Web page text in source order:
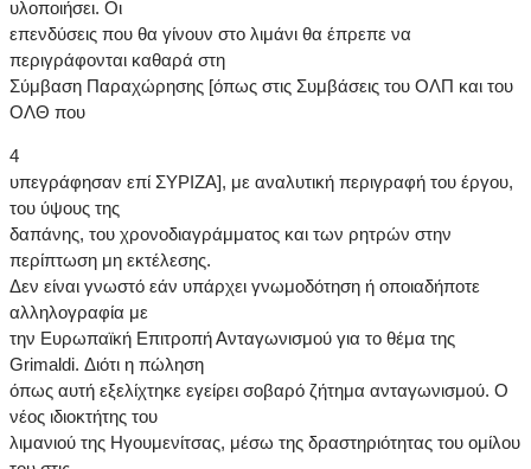
υλοποιήσει. Οι
επενδύσεις που θα γίνουν στο λιμάνι θα έπρεπε να
περιγράφονται καθαρά στη
Σύμβαση Παραχώρησης [όπως στις Συμβάσεις του ΟΛΠ και του
ΟΛΘ που
4
υπεγράφησαν επί ΣΥΡΙΖΑ], με αναλυτική περιγραφή του έργου,
του ύψους της
δαπάνης, του χρονοδιαγράμματος και των ρητρών στην
περίπτωση μη εκτέλεσης.
Δεν είναι γνωστό εάν υπάρχει γνωμοδότηση ή οποιαδήποτε
αλληλογραφία με
την Ευρωπαϊκή Επιτροπή Ανταγωνισμού για το θέμα της
Grimaldi. Διότι η πώληση
όπως αυτή εξελίχτηκε εγείρει σοβαρό ζήτημα ανταγωνισμού. Ο
νέος ιδιοκτήτης του
λιμανιού της Ηγουμενίτσας, μέσω της δραστηριότητας του ομίλου